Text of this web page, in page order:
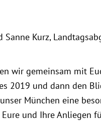
Kurz,
wir gemeinsam mit
2019 und dann den
München eine
und Ihre Anliegen